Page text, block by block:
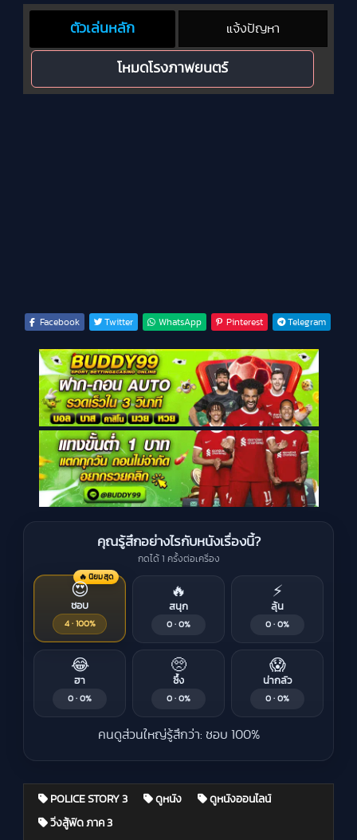
ตัวเล่นหลัก แจ้งปัญหา
โหมดโรงภาพยนตร์
Facebook Twitter WhatsApp Pinterest Telegram
คุณรู้สึกอย่างไรกับหนังเรื่องนี้?
กดได้ 1 ครั้งต่อเครื่อง
🔥 นิยมสุด
😍
ชอบ
4 · 100%
🔥
สนุก
0 · 0%
⚡
ลุ้น
0 · 0%
😂
ฮา
0 · 0%
🥺
ซึ้ง
0 · 0%
😱
น่ากลัว
0 · 0%
คนดูส่วนใหญ่รู้สึกว่า: ชอบ 100%
POLICE STORY 3 ดูหนัง ดูหนังออนไลน์
วิ่งสู้ฟัด ภาค 3